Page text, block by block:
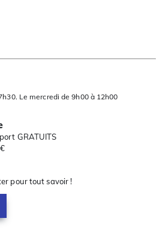
Le mercredi de 9h00 à 12h00
GRATUITS
pour tout savoir !